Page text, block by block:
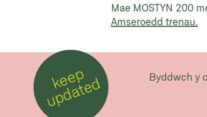
Mae MOSTYN 200
Amseroedd trenau.
k
e
e
p
u
p
d
a
t
e
d Byddwch y